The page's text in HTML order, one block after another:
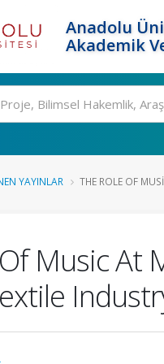
Anadolu
Akademik
YAYINLAR THE ROLE OF
Music At